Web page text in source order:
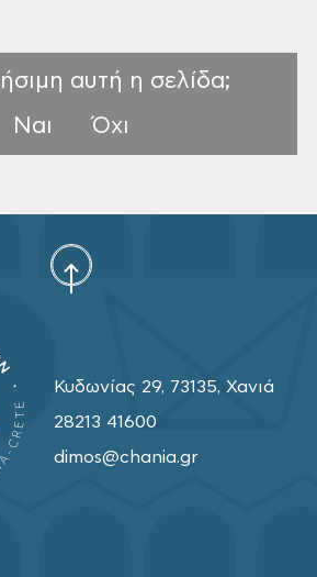
αυτή η σελίδα;
Ναι
Όχι
Κυδωνίας 29, 73135, Χανιά
28213 41600
dimos@chania.gr